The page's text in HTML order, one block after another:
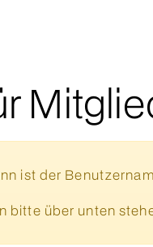
ist der
bitte über unten